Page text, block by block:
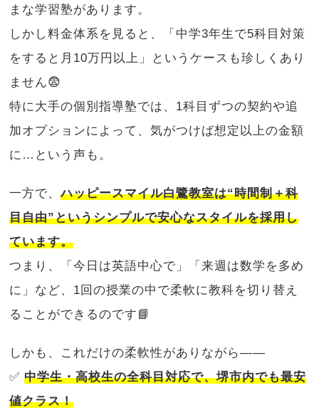
まな学習塾があります。
しかし料金体系を見ると、「中学3年生で5科目対策
をすると月10万円以上」というケースも珍しくあり
ません😨
特に大手の個別指導塾では、1科目ずつの契約や追
加オプションによって、気がつけば想定以上の金額
に…という声も。
一方で、ハッピースマイル白鷺教室は“時間制＋科
目自由”というシンプルで安心なスタイルを採用し
ています。
つまり、「今日は英語中心で」「来週は数学を多め
に」など、1回の授業の中で柔軟に教科を切り替え
ることができるのです📘
しかも、これだけの柔軟性がありながら――
✅中学生・高校生の全科目対応で、堺市内でも最安
値クラス！